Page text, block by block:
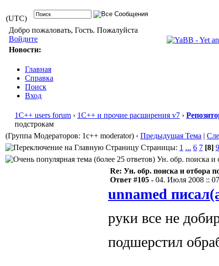
(UTC)
Добро пожаловать, Гость. Пожалуйста
Войдите
Новости:
Главная
Справка
Поиск
Вход
1С++ users forum › 1С++ и прочие расширения v7 ›
подстрокам
(Группа Модераторов: 1c++ moderator) ‹ Предыдущая Тема |
Страницы: 1 ... 6 7 [8] 9
Ун. обр. поиска и
Re: Ун. обр. поиска и отбора
Ответ #105 - 04. Июля 2008 ::
unnamed
руки все не
подшерстил